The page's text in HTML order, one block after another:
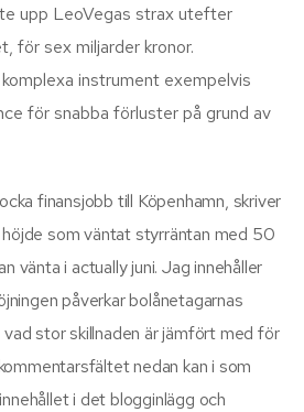
upp LeoVegas strax utefter
för sex miljarder kronor.
instrument exempelvis
för snabba förluster på grund av
finansjobb till Köpenhamn, skriver
höjde som väntat styrräntan med 50
vänta i actually juni. Jag innehåller
påverkar bolånetagarnas
stor skillnaden är jämfört med för
nedan kan i som
i det blogginlägg och